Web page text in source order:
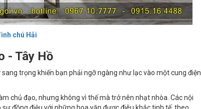
chú Hải
- Tây Hồ
trọng khiến bạn phải ngỡ ngàng như lạc vào một cung điện
chủ đạo, nhưng không vì thế mà trở nên nhạt nhòa. Các nội